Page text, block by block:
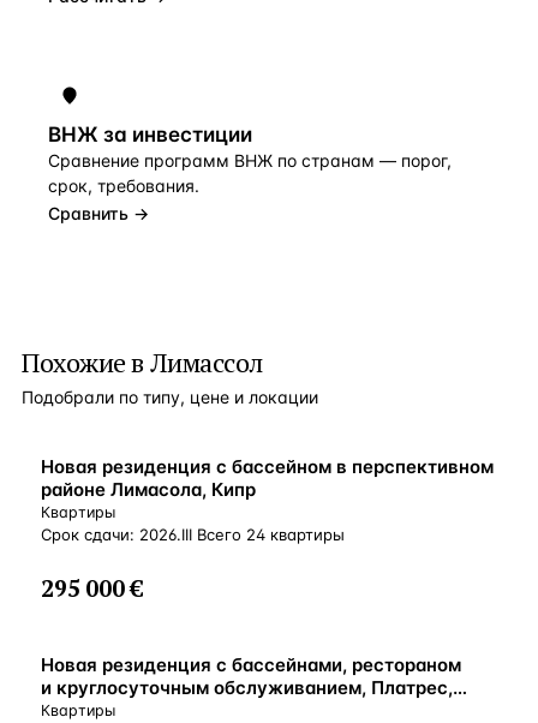
ВНЖ за инвестиции
Сравнение программ ВНЖ по странам — порог,
срок, требования.
Сравнить →
Похожие в Лимассол
Подобрали по типу, цене и локации
ВНЖ
Новая резиденция с бассейном в перспективном
районе Лимасола, Кипр
Квартиры
Срок сдачи: 2026.III Всего 24 квартиры
295 000 €
ВНЖ
Новая резиденция с бассейнами, рестораном
и круглосуточным обслуживанием, Платрес,
Кипр
Квартиры